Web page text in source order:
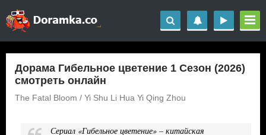
Дорама Гибельное цветение 1 Сезон (2026)
смотреть онлайн
The Fatal Bloom / Yi Shu Li Hua Yi Qing Zhou
Сериал «Гибельное цветение» – китайская